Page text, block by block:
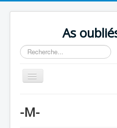
As
Rechercher
Basculer
la
Chronologie
-M-